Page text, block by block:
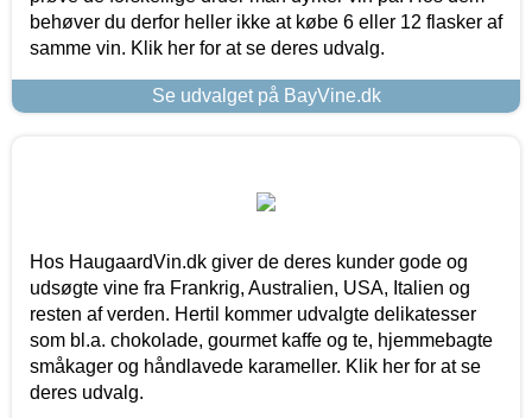
behøver du derfor heller ikke at købe 6 eller 12 flasker af
samme vin. Klik her for at se deres udvalg.
Se udvalget på BayVine.dk
Hos HaugaardVin.dk giver de deres kunder gode og
udsøgte vine fra Frankrig, Australien, USA, Italien og
resten af verden. Hertil kommer udvalgte delikatesser
som bl.a. chokolade, gourmet kaffe og te, hjemmebagte
småkager og håndlavede karameller. Klik her for at se
deres udvalg.